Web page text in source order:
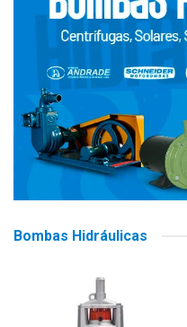
Bombas Hidráulicas